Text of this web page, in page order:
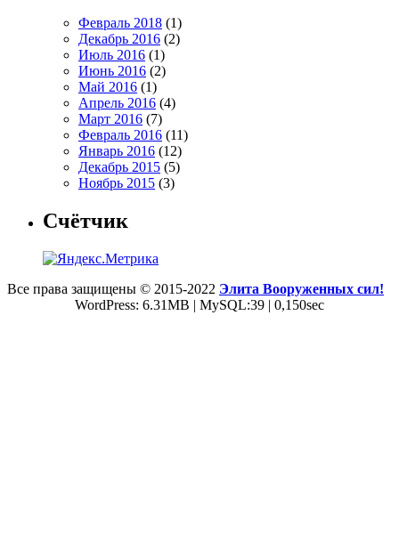
Февраль 2018 (1)
Декабрь 2016 (2)
Июль 2016 (1)
Июнь 2016 (2)
Май 2016 (1)
Апрель 2016 (4)
Март 2016 (7)
Февраль 2016 (11)
Январь 2016 (12)
Декабрь 2015 (5)
Ноябрь 2015 (3)
Счётчик
Все права защищены © 2015-2022 Элита Вооруженных сил!
WordPress: 6.31MB | MySQL:39 | 0,150sec